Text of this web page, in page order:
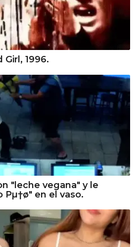
Girl, 1996.
"leche vegana" y le
Pµ†ø" en el vaso.